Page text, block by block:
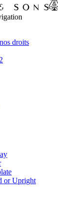
droits
or Upright